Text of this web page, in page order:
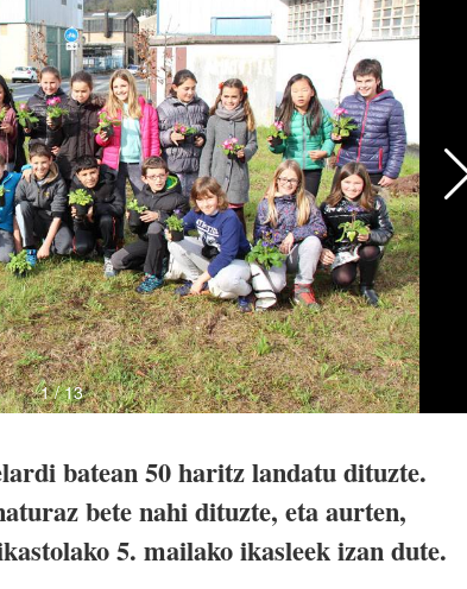
batean 50 haritz landatu dituzte.
bete nahi dituzte, eta aurten,
5. mailako ikasleek izan dute.